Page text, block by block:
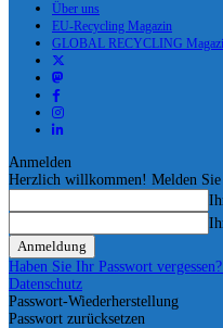
Über uns
EU-Recycling Magazin
GLOBAL RECYCLING
Anmelden
Herzlich willkommen! Melden Sie
Haben Sie Ihr Passwort
Datenschutz
Passwort-Wiederherstellung
Passwort zurücksetzen